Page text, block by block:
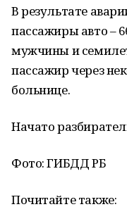
В результате
пассажиры авто –
мужчины и
пассажир через
больнице.
Начато
Фото: ГИБДД РБ
Почитайте также: